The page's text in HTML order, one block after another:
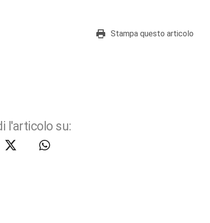
Stampa questo articolo
l'articolo su: